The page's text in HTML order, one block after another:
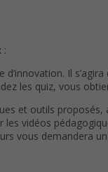
:
Il
les quiz, vous
et outils
les vidéos
vous demandera